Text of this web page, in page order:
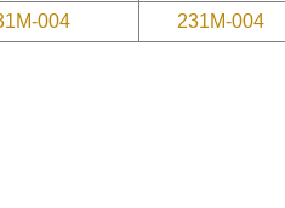
004 231M-004